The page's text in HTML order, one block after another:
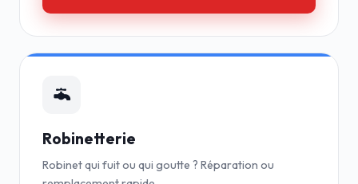
Robinetterie
Robinet qui fuit ou qui goutte ? Réparation ou